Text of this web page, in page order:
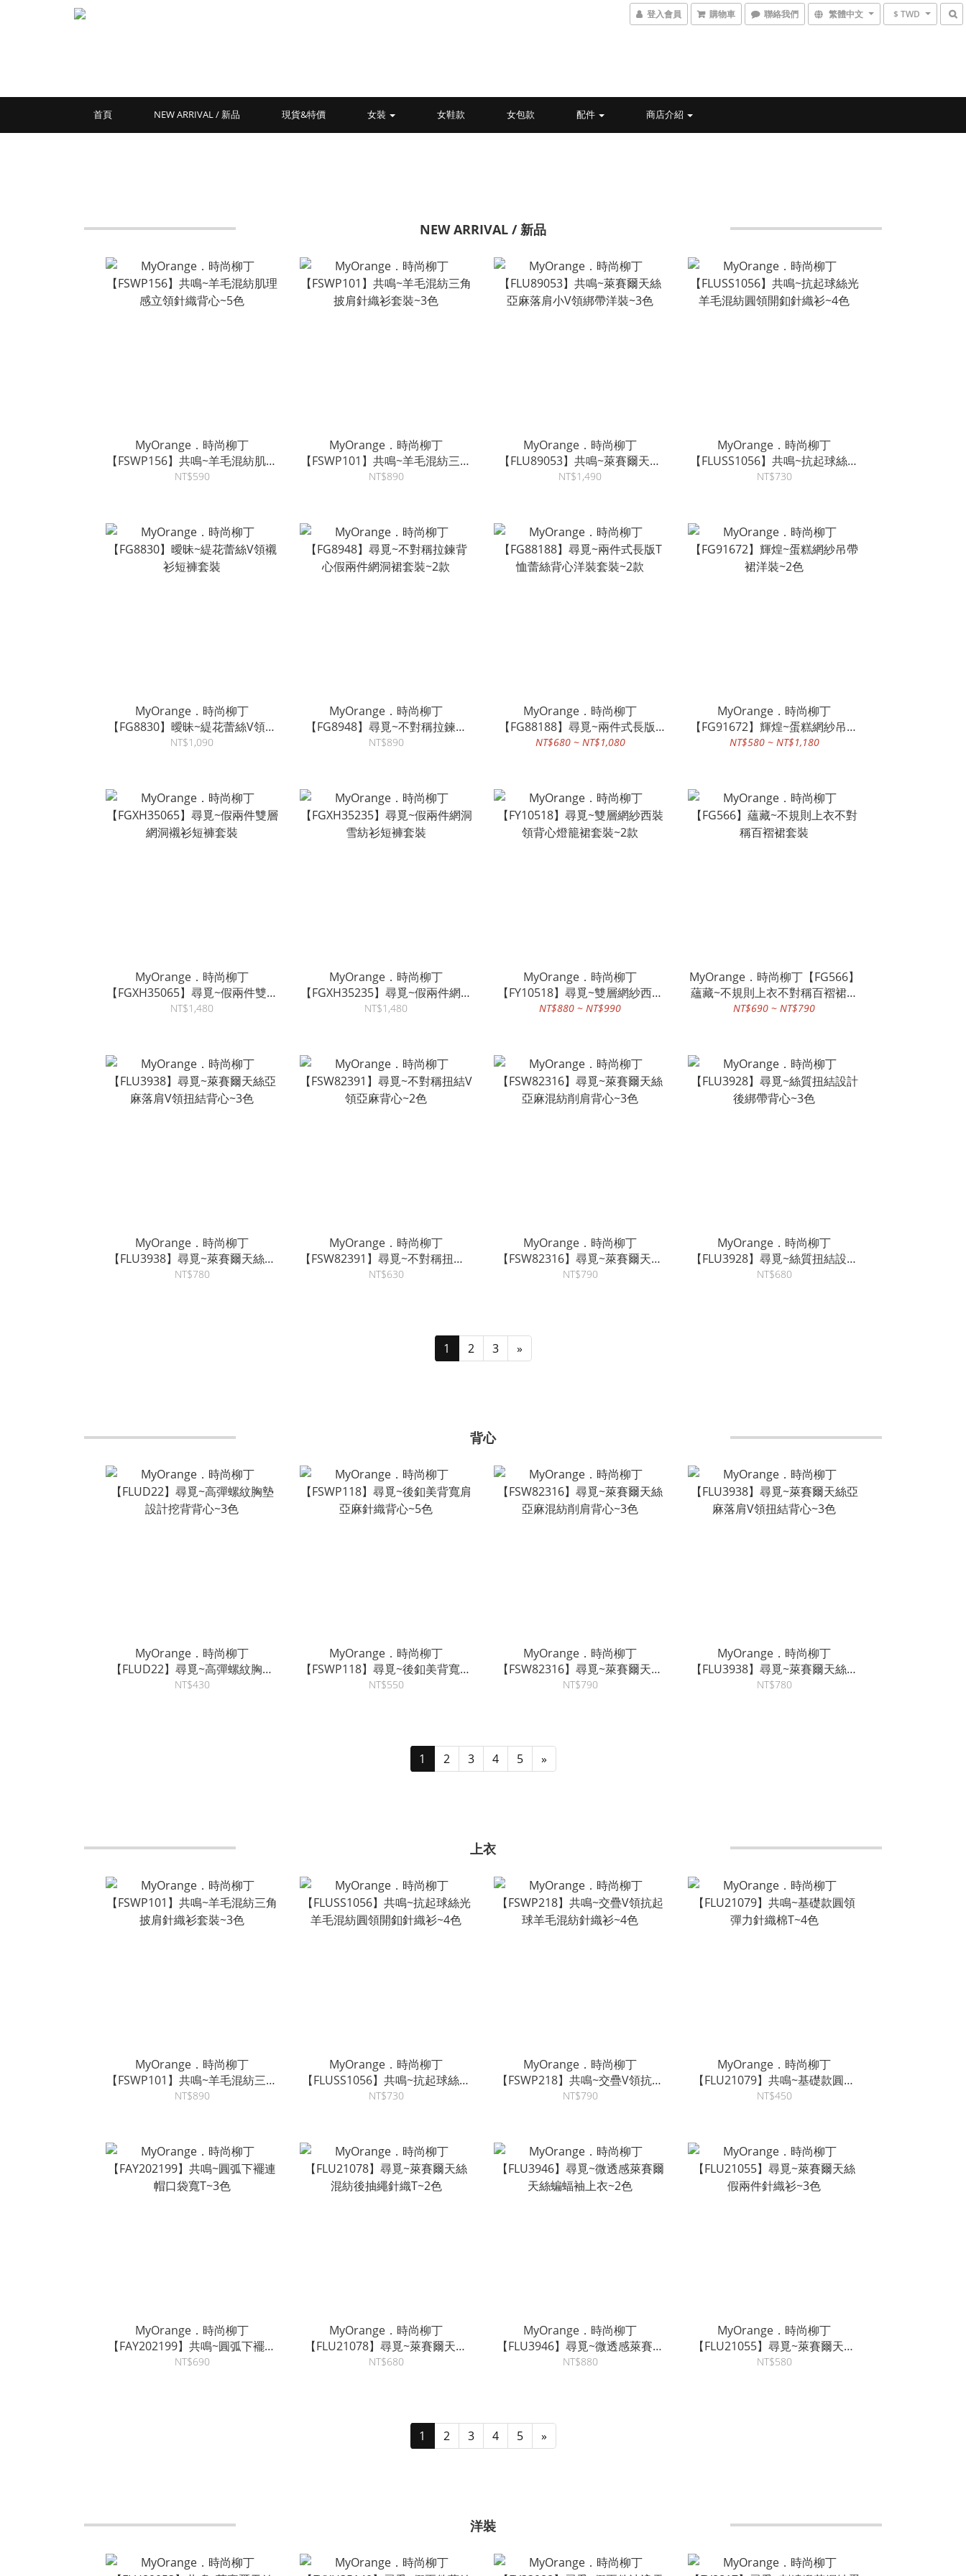
登入會員 購物車 聯絡我們 繁體中文 $ TWD
首頁 NEW ARRIVAL / 新品 現貨&特價 女裝 女鞋款 女包款 配件 商店介紹
NEW ARRIVAL / 新品
MyOrange．時尚柳丁
【FSWP156】共鳴~羊毛混紡肌理
感立領針織背心~5色
NT$590
MyOrange．時尚柳丁
【FSWP101】共鳴~羊毛混紡三角
披肩針織衫套裝~3色
NT$890
MyOrange．時尚柳丁
【FLU89053】共鳴~萊賽爾天絲
亞麻落肩小V領綁帶洋裝~3色
NT$1,490
MyOrange．時尚柳丁
【FLUSS1056】共鳴~抗起球絲光
羊毛混紡圓領開釦針織衫~4色
NT$730
MyOrange．時尚柳丁
【FG8830】曖昧~緹花蕾絲V領襯
衫短褲套裝
NT$1,090
MyOrange．時尚柳丁
【FG8948】尋覓~不對稱拉鍊背
心假兩件網洞裙套裝~2款
NT$890
MyOrange．時尚柳丁
【FG88188】尋覓~兩件式長版T
恤蕾絲背心洋裝套裝~2款
NT$680 ~ NT$1,080
MyOrange．時尚柳丁
【FG91672】輝煌~蛋糕網紗吊帶
裙洋裝~2色
NT$580 ~ NT$1,180
MyOrange．時尚柳丁
【FGXH35065】尋覓~假兩件雙層
網洞襯衫短褲套裝
NT$1,480
MyOrange．時尚柳丁
【FGXH35235】尋覓~假兩件網洞
雪紡衫短褲套裝
NT$1,480
MyOrange．時尚柳丁
【FY10518】尋覓~雙層網紗西裝
領背心燈籠裙套裝~2款
NT$880 ~ NT$990
MyOrange．時尚柳丁【FG566】
蘊藏~不規則上衣不對稱百褶裙套
裝
NT$690 ~ NT$790
MyOrange．時尚柳丁
【FLU3938】尋覓~萊賽爾天絲亞
麻落肩V領扭結背心~3色
NT$780
MyOrange．時尚柳丁
【FSW82391】尋覓~不對稱扭結V
領亞麻背心~2色
NT$630
MyOrange．時尚柳丁
【FSW82316】尋覓~萊賽爾天絲
亞麻混紡削肩背心~3色
NT$790
MyOrange．時尚柳丁
【FLU3928】尋覓~絲質扭結設計
後綁帶背心~3色
NT$680
1 2 3 »
背心
MyOrange．時尚柳丁
【FLUD22】尋覓~高彈螺紋胸墊
設計挖背背心~3色
NT$430
MyOrange．時尚柳丁
【FSWP118】尋覓~後釦美背寬肩
亞麻針織背心~5色
NT$550
MyOrange．時尚柳丁
【FSW82316】尋覓~萊賽爾天絲
亞麻混紡削肩背心~3色
NT$790
MyOrange．時尚柳丁
【FLU3938】尋覓~萊賽爾天絲亞
麻落肩V領扭結背心~3色
NT$780
1 2 3 4 5 »
上衣
MyOrange．時尚柳丁
【FSWP101】共鳴~羊毛混紡三角
披肩針織衫套裝~3色
NT$890
MyOrange．時尚柳丁
【FLUSS1056】共鳴~抗起球絲光
羊毛混紡圓領開釦針織衫~4色
NT$730
MyOrange．時尚柳丁
【FSWP218】共鳴~交疊V領抗起
球羊毛混紡針織衫~4色
NT$790
MyOrange．時尚柳丁
【FLU21079】共鳴~基礎款圓領
彈力針織棉T~4色
NT$450
MyOrange．時尚柳丁
【FAY202199】共鳴~圓弧下襬連
帽口袋寬T~3色
NT$690
MyOrange．時尚柳丁
【FLU21078】尋覓~萊賽爾天絲
混紡後抽繩針織T~2色
NT$680
MyOrange．時尚柳丁
【FLU3946】尋覓~微透感萊賽爾
天絲蝙蝠袖上衣~2色
NT$880
MyOrange．時尚柳丁
【FLU21055】尋覓~萊賽爾天絲
假兩件針織衫~3色
NT$580
1 2 3 4 5 »
洋裝